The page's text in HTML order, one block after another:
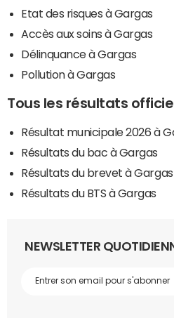
Etat des risques à Gargas
Accès aux soins à Gargas
Délinquance à Gargas
Pollution à Gargas
Tous les résultats
Résultat municipale 2026 à
Résultats du bac à Gargas
Résultats du brevet à Gargas
Résultats du BTS à Gargas
NEWSLETTER